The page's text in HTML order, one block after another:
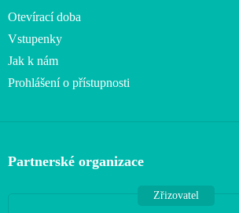
Otevírací doba
Vstupenky
Jak k nám
Prohlášení o přístupnosti
Partnerské organizace
Zřizovatel